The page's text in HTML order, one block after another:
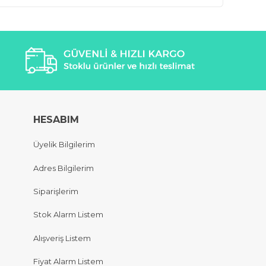
HESABIM
Üyelik Bilgilerim
Adres Bilgilerim
Siparişlerim
Stok Alarm Listem
Alışveriş Listem
Fiyat Alarm Listem